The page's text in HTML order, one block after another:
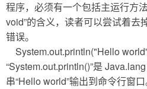
程序，必须有一个包括主运行方
void”的含义，读者可以尝试着去
错误。
System.out.println("Hello
“System.out.println()”是
串“Hello world”输出到命令行窗口